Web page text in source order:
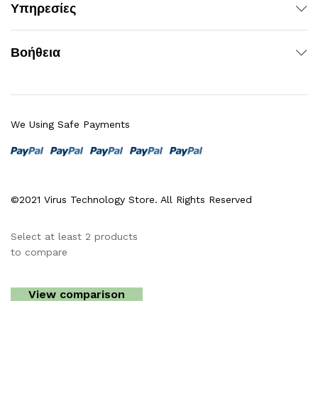
Υπηρεσίες
Βοήθεια
©2021 Virus Technology Store. All Rights Reserved
We Using Safe Payments
Select at least 2 products
to compare
View comparison